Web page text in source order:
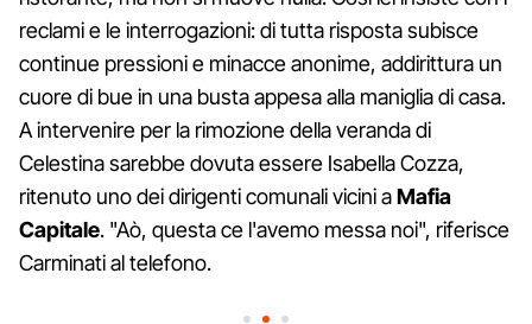
reclami e le interrogazioni: di tutta risposta subisce
continue pressioni e minacce anonime, addirittura un
cuore di bue in una busta appesa alla maniglia di casa.
A intervenire per la rimozione della veranda di
Celestina sarebbe dovuta essere Isabella Cozza,
ritenuto uno dei dirigenti comunali vicini aMafia
Capitale. "Aò, questa ce l'avemo messa noi", riferisce
Carminati al telefono.